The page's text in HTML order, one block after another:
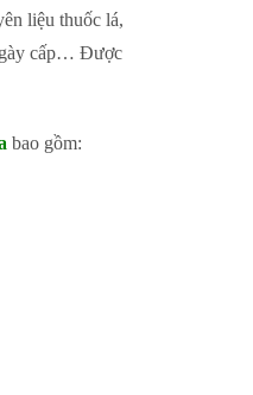
liệu thuốc lá,
cấp… Được
bao gồm: